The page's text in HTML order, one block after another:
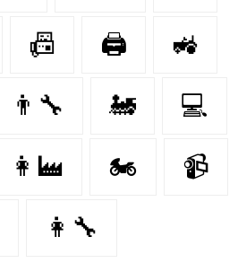
📠 🖨️ 🚜
👨‍🔧 🚂 💻
👩‍🏭 🏍 📹
👩‍🔧